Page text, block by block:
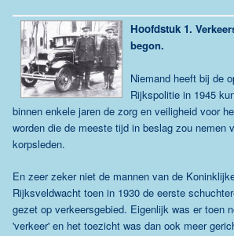
Hoofdstuk 1.
begon.
Niemand heeft bij de
Rijkspolitie in 1945
binnen enkele jaren de zorg en veiligheid voor
worden die de meeste tijd in beslag zou nemen
korpsleden.
En zeer zeker niet de mannen van de
Rijksveldwacht toen in 1930 de eerste
gezet op verkeersgebied. Eigenlijk was er toen
'verkeer' en het toezicht was dan ook meer